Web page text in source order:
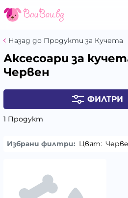
Назад до Продукти за Кучета
Аксесоари за
Червен
ФИЛТРИ
1 Продукт
Избрани филтри: Цвят: